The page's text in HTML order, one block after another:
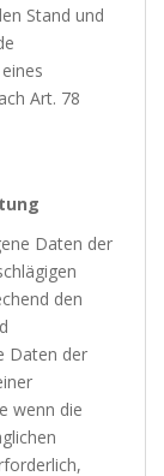
Stand und
Art. 78
Daten der
den
Daten der
wenn die